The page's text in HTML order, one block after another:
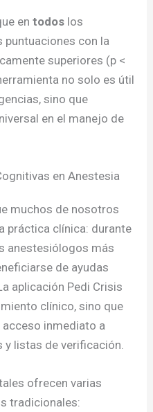
entodos los
puntuaciones con la
superiores (p <
no solo es útil
sino que
en el manejo de
en Anestesia
muchos de nosotros
práctica clínica: durante
anestesiólogos más
de ayudas
aplicación Pedi Crisis
clínico, sino que
inmediato a
listas de verificación.
ofrecen varias
tradicionales: